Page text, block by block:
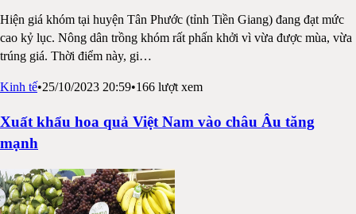
Hiện giá khóm tại huyện Tân Phước (tỉnh Tiền Giang) đang đạt mức
cao kỷ lục. Nông dân trồng khóm rất phấn khởi vì vừa được mùa, vừa
trúng giá. Thời điểm này, gi…
Kinh tế•25/10/2023 20:59•166 lượt xem
Xuất khẩu hoa quả Việt Nam vào châu Âu tăng
mạnh